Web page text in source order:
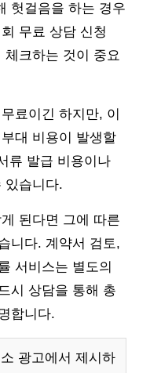
헛걸음을 하는 경우
무료 상담 신청
체크하는 것이 중요
료이긴 하지만, 이
대 비용이 발생할
류 발급 비용이나
있습니다.
된다면 그에 따른
니다. 계약서 검토,
서비스는 별도의
시 상담을 통해 총
합니다.
광고에서 제시하